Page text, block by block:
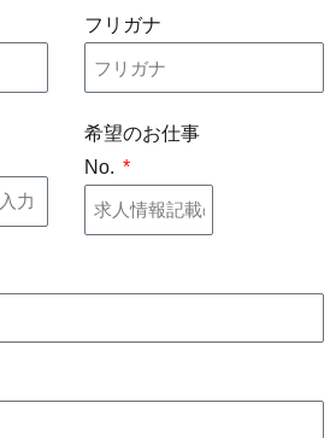
フリガナ
希望のお仕事
No.